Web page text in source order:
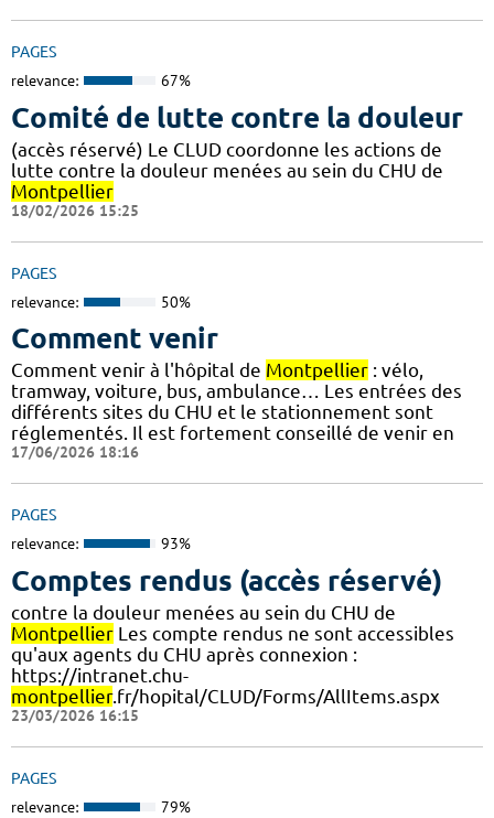
PAGES
relevance: 67%
Comité de lutte contre la douleur
(accès réservé) Le CLUD coordonne les actions de
lutte contre la douleur menées au sein du CHU de
Montpellier
18/02/2026 15:25
PAGES
relevance: 50%
Comment venir
Comment venir à l'hôpital de Montpellier : vélo,
tramway, voiture, bus, ambulance… Les entrées des
différents sites du CHU et le stationnement sont
réglementés. Il est fortement conseillé de venir en
17/06/2026 18:16
PAGES
relevance: 93%
Comptes rendus (accès réservé)
contre la douleur menées au sein du CHU de
Montpellier Les compte rendus ne sont accessibles
qu'aux agents du CHU après connexion :
https://intranet.chu-
montpellier.fr/hopital/CLUD/Forms/AllItems.aspx
23/03/2026 16:15
PAGES
relevance: 79%